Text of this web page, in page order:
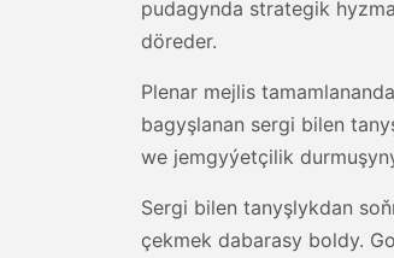
pudagynda strategik
döreder.
Plenar mejlis
bagyşlanan sergi bilen
we jemgyýetçilik
Sergi bilen tanyşlykdan
çekmek dabarasy boldy.